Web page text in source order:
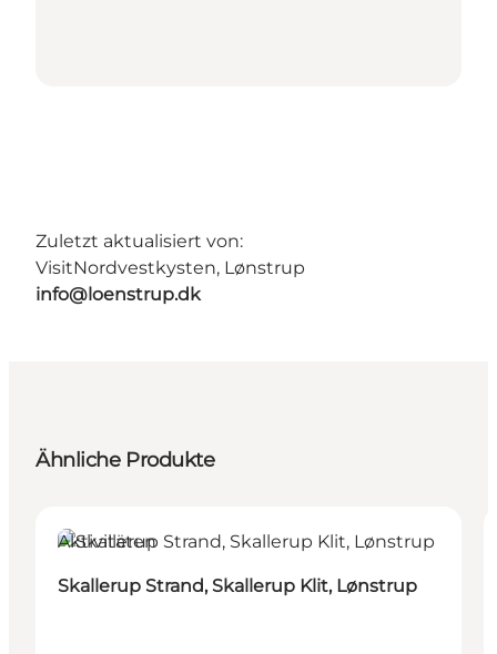
Zuletzt aktualisiert von:
VisitNordvestkysten, Lønstrup
info@loenstrup.dk
Ähnliche Produkte
Aktivitäten
Skallerup Strand, Skallerup Klit, Lønstrup